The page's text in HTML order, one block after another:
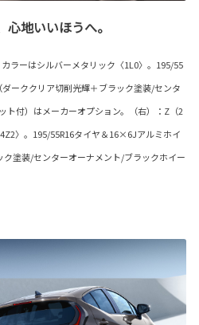
地いいほうへ。
ラーはシルバーメタリック〈1L0〉。195/55
ーククリア切削光輝＋ブラック塗装/センタ
ト付）はメーカーオプション。（右）：Z（2
〉。195/55R16タイヤ＆16×6Jアルミホイ
塗装/センターオーナメント/ブラックホイー